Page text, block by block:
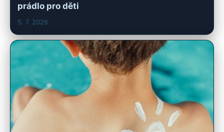
prádlo pro děti
5. 7. 2026